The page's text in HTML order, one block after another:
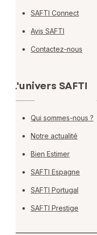
SAFTI Connect
Avis SAFTI
Contactez-nous
L'univers SAFTI
Qui sommes-nous ?
Notre actualité
Bien Estimer
SAFTI Espagne
SAFTI Portugal
SAFTI Prestige